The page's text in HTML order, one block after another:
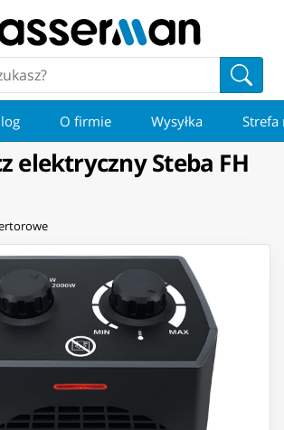
O firmie Wysyłka Strefa
elektryczny Steba FH